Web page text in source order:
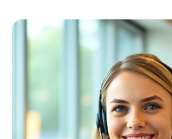
Schweißer
Profiausrüstung
Kollektion ansehen